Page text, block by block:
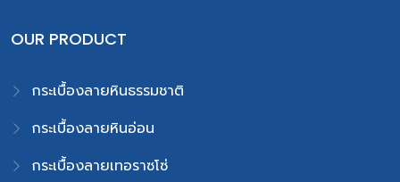
OUR PRODUCT
กระเบื้องลายหินธรรมชาติ
กระเบื้องลายหินอ่อน
กระเบื้องลายเทอราซโซ่